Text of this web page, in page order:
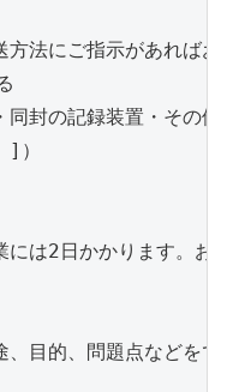
方法にご指示があれば
封の記録装置・その他[	]
には2日かかります。
、目的、問題点などを